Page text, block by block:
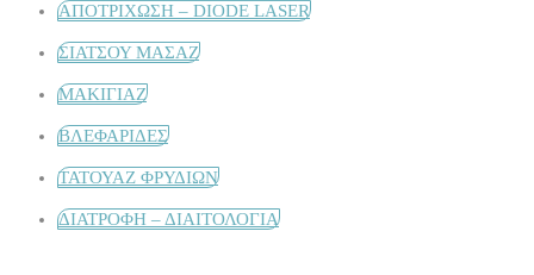
ΑΠΟΤΡΙΧΩΣΗ – DIODE LASER
ΣΙΑΤΣΟΥ ΜΑΣΑΖ
ΜΑΚΙΓΙΑΖ
ΒΛΕΦΑΡΙΔΕΣ
ΤΑΤΟΥΑΖ ΦΡΥΔΙΩΝ
ΔΙΑΤΡΟΦΗ – ΔΙΑΙΤΟΛΟΓΙΑ